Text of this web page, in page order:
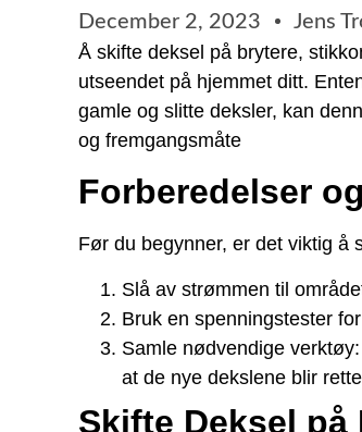
December 2, 2023
Jens
Å skifte deksel på brytere,
utseendet på hjemmet ditt.
gamle og slitte deksler, kan
og fremgangsmåte
Forberedelser
Før du begynner, er det viktig å
Slå av strømmen til
Bruk en spenningstester
Samle nødvendige
at de nye dekslene blir
Skifte Deksel på